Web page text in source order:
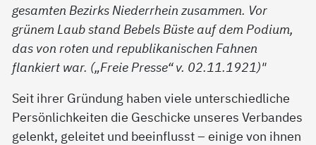
gesamten Bezirks Niederrhein zusammen. Vor
grünem Laub stand Bebels Büste auf dem Podium,
das von roten und republikanischen Fahnen
flankiert war. („Freie Presse“ v. 02.11.1921)"
Seit ihrer Gründung haben viele unterschiedliche
Persönlichkeiten die Geschicke unseres Verbandes
gelenkt, geleitet und beeinflusst – einige von ihnen